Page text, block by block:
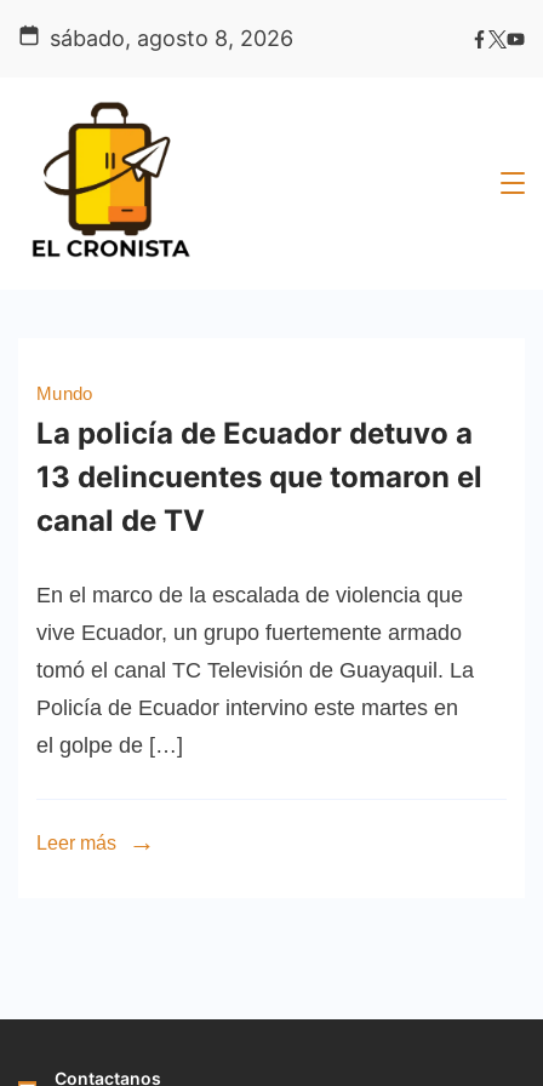
sábado, agosto 8, 2026
Mundo
La policía de Ecuador detuvo a
13 delincuentes que tomaron el
canal de TV
En el marco de la escalada de violencia que
vive Ecuador, un grupo fuertemente armado
tomó el canal TC Televisión de Guayaquil. La
Policía de Ecuador intervino este martes en
el golpe de […]
Leer más
Contactanos